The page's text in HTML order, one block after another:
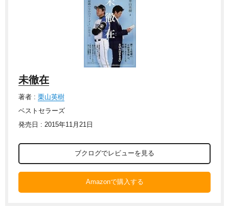
未徹在
著者 : 栗山英樹
ベストセラーズ
発売日 : 2015年11月21日
ブクログでレビューを見る
Amazonで購入する